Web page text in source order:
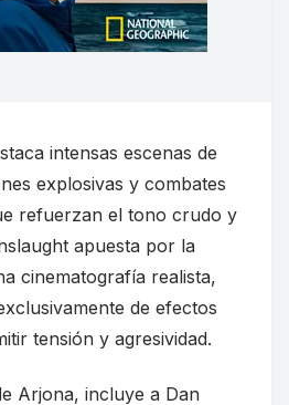
intensas escenas de
explosivas y combates
refuerzan el tono crudo y
apuesta por la
cinematografía realista,
de efectos
tensión y agresividad.
Arjona, incluye a Dan